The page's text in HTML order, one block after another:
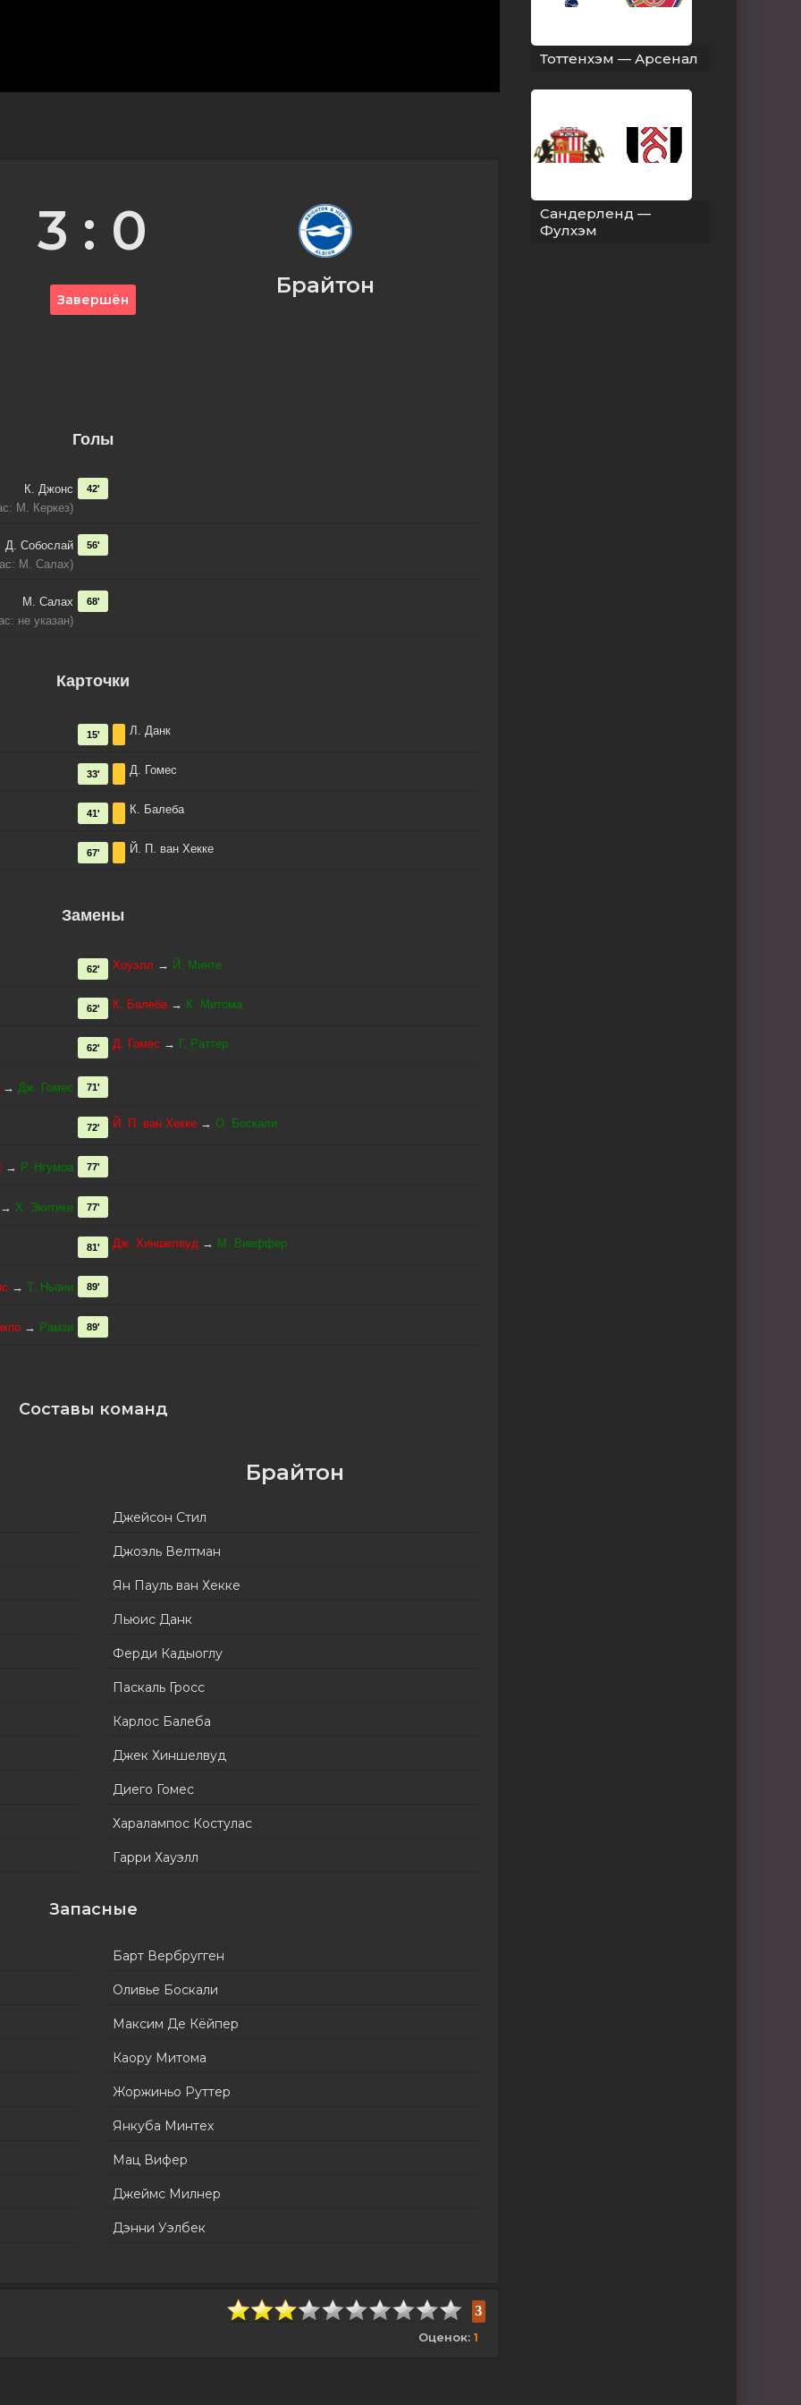
3 : 0
Завершён
Брайтон
Голы
К. Джонс
М. Керкез)
42'
Д. Собослай
М. Салах)
56'
М. Салах
не указан)
68'
Карточки
Л. Данк
15'
Д. Гомес
33'
К. Балеба
41'
Й. П. ван Хекке
67'
Замены
Хоуэлл → Й. Минте
62'
К. Балеба→ К. Митома
62'
Д. Гомес → Г. Раттер
62'
→ Дж. Гомес 71'
Й. П. ван Хекке → О. Боскали
72'
→ Р. Нгумоа 77'
Х. Экитике 77'
Дж. Хиншелвуд → М. Виеффер
81'
→ Т. Ньони 89'
→ Рамзи 89'
Составы команд
Брайтон
Джейсон Стил
Джоэль Велтман
Ян Пауль ван Хекке
Льюис Данк
Ферди Кадыоглу
Паскаль Гроcс
Карлос Балеба
Джек Хиншелвуд
Диего Гомес
Харалампос Костулас
Гарри Хауэлл
Запасные
Барт Вербругген
Оливье Боскали
Максим Де Кёйпер
Каору Митома
Жоржиньо Руттер
Янкуба Минтех
Мац Вифер
Джеймс Милнер
Дэнни Уэлбек
3
Оценок: 1
Тоттенхэм — Арсенал
Сандерленд —
Фулхэм